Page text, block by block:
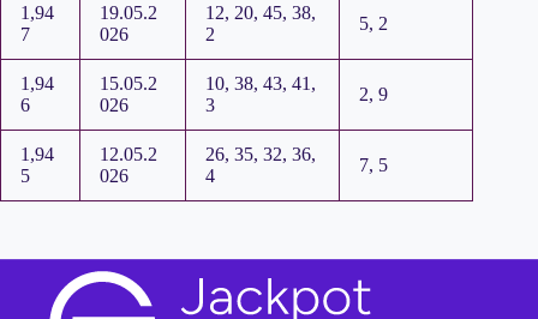
1,94
7
19.05.2
026
12, 20, 45, 38,
2
5, 2
1,94
6
15.05.2
026
10, 38, 43, 41,
3
2, 9
1,94
5
12.05.2
026
26, 35, 32, 36,
4
7, 5